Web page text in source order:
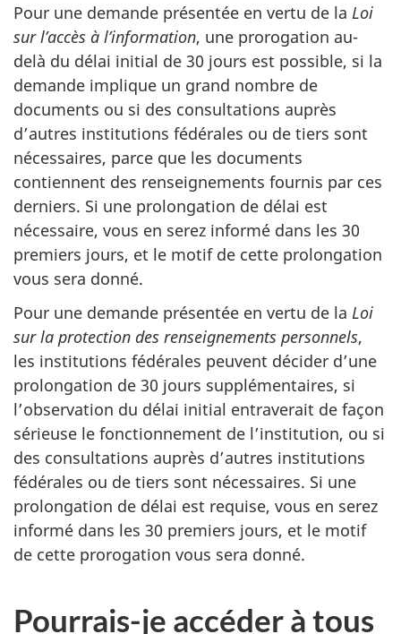
Pour une demande présentée en vertu de la Loi
sur l’accès à l’information, une prorogation au-
delà du délai initial de 30 jours est possible, si la
demande implique un grand nombre de
documents ou si des consultations auprès
d’autres institutions fédérales ou de tiers sont
nécessaires, parce que les documents
contiennent des renseignements fournis par ces
derniers. Si une prolongation de délai est
nécessaire, vous en serez informé dans les 30
premiers jours, et le motif de cette prolongation
vous sera donné.
Pour une demande présentée en vertu de la Loi
sur la protection des renseignements personnels,
les institutions fédérales peuvent décider d’une
prolongation de 30 jours supplémentaires, si
l’observation du délai initial entraverait de façon
sérieuse le fonctionnement de l’institution, ou si
des consultations auprès d’autres institutions
fédérales ou de tiers sont nécessaires. Si une
prolongation de délai est requise, vous en serez
informé dans les 30 premiers jours, et le motif
de cette prorogation vous sera donné.
Pourrais-je accéder à tous